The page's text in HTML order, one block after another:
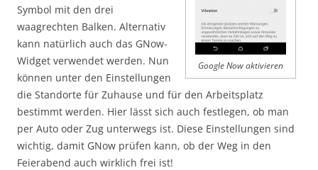
Google Now aktivieren
Symbol mit den drei
waagrechten Balken. Alternativ
kann natürlich auch das GNow-
Widget verwendet werden. Nun
können unter den Einstellungen
die Standorte für Zuhause und für den Arbeitsplatz
bestimmt werden. Hier lässt sich auch festlegen, ob man
per Auto oder Zug unterwegs ist. Diese Einstellungen sind
wichtig, damit GNow prüfen kann, ob der Weg in den
Feierabend auch wirklich frei ist!